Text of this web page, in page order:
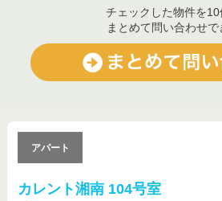
チェックした物件を
まとめて問い合わせで
カレント湘南 104号室
アパート